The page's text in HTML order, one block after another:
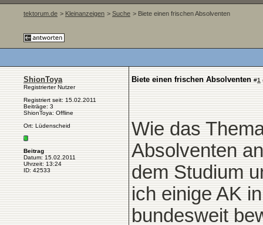
tektorum.de > Kleinanzeigen > Suche > Biete einen frischen Absolventen
ShionToya
Registrierter Nutzer
Registriert seit: 15.02.2011
Beiträge: 3
ShionToya: Offline
Ort: Lüdenscheid
Beitrag
Datum: 15.02.2011
Uhrzeit: 13:24
ID: 42533
Biete einen frischen Absolventen #1
Wie das
Absolventen
dem Studium
ich einige AK
bundesweit